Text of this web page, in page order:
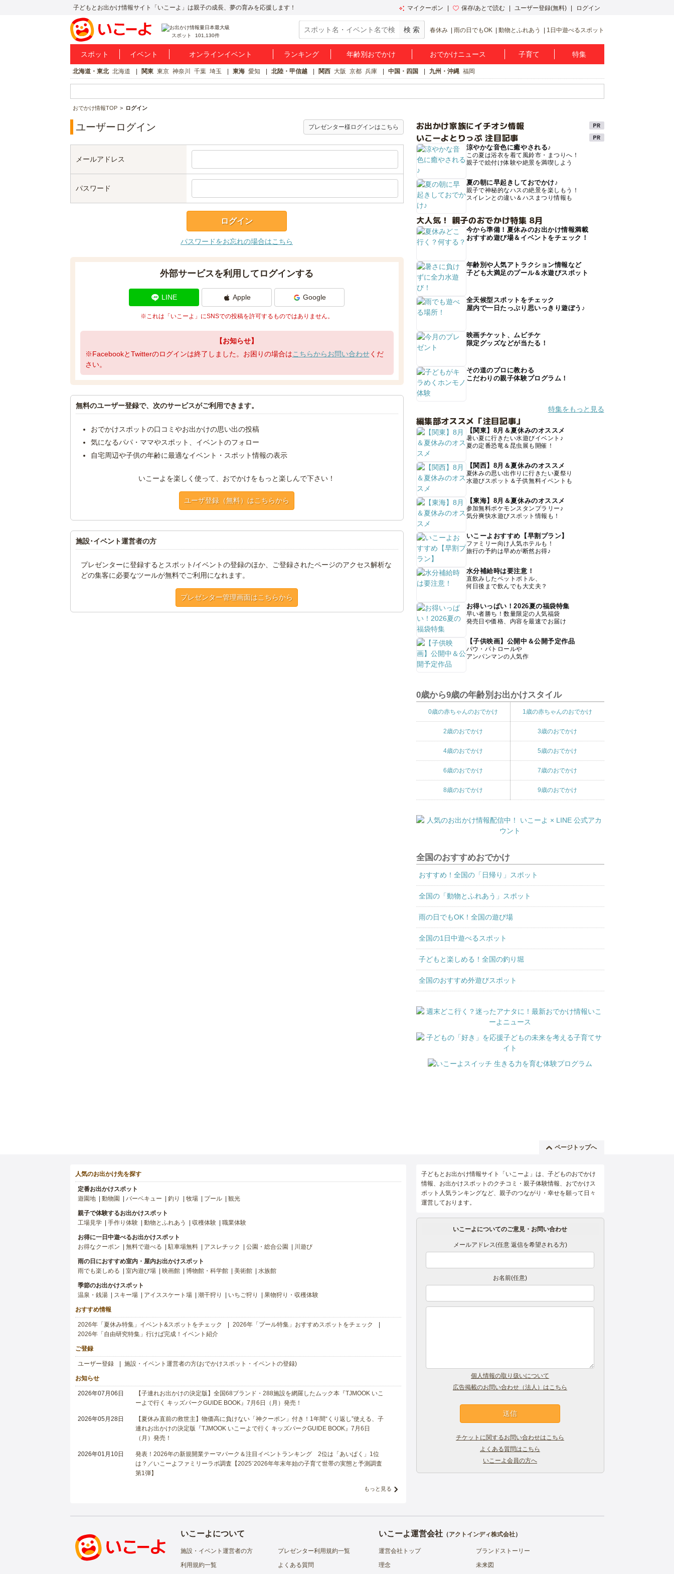
子どもとお出かけ情報サイト「いこーよ」は親子の成長、夢の育みを応援します！ マイクーポン 保存/あとで読む ユーザー登録(無料) ログイン
スポット 101,130件
春休み 雨の日でもOK 動物とふれあう 1日中遊べるスポット
スポット イベント オンラインイベント ランキング 年齢別おでかけ おでかけニュース 子育て 特集
北海道・東北 北海道 関東 東京 神奈川 千葉 埼玉 東海 愛知 北陸・甲信越 関西 大阪 京都 兵庫 中国・四国 九州・沖縄 福岡
おでかけ情報TOP ログイン
ユーザーログイン プレゼンター様ログインはこちら
メールアドレス
パスワード
パスワードをお忘れの場合はこちら
外部サービスを利用してログインする
LINE Apple Google
※これは「いこーよ」にSNSでの投稿を許可するものではありません。
【お知らせ】
※FacebookとTwitterのログインは終了しました。お困りの場合はこちらからお問い合わせくだ
さい。
無料のユーザー登録で、次のサービスがご利用できます。
おでかけスポットの口コミやお出かけの思い出の投稿
気になるパパ・ママやスポット、イベントのフォロー
自宅周辺や子供の年齢に最適なイベント・スポット情報の表示
いこーよを楽しく使って、おでかけをもっと楽しんで下さい！
ユーザ登録（無料）はこちらから
施設･イベント運営者の方
プレゼンターに登録するとスポット/イベントの登録のほか、ご登録されたページのアクセス解析な
どの集客に必要なツールが無料でご利用になれます。
プレゼンター管理画面はこちらから
お出かけ家族にイチオシ情報
いこーよとりっぷ 注目記事
涼やかな音色に癒やされる♪
この夏は浴衣を着て風鈴市・まつりへ！
親子で絵付け体験や絶景を満喫しよう
夏の朝に早起きしておでかけ♪
親子で神秘的なハスの絶景を楽しもう！
スイレンとの違い＆ハスまつり情報も
大人気！ 親子のおでかけ特集 8月
今から準備！夏休みのお出かけ情報満載
おすすめ遊び場＆イベントをチェック！
年齢別や人気アトラクション情報など
子ども大満足のプール＆水遊びスポット
全天候型スポットをチェック
屋内で一日たっぷり思いっきり遊ぼう♪
映画チケット、ムビチケ
限定グッズなどが当たる！
その道のプロに教わる
こだわりの親子体験プログラム！
特集をもっと見る
編集部オススメ「注目記事」
【関東】8月＆夏休みのオススメ
暑い夏に行きたい水遊びイベント♪
夏の定番恐竜＆昆虫展も開催！
【関西】8月＆夏休みのオススメ
夏休みの思い出作りに行きたい夏祭り
水遊びスポット＆子供無料イベントも
【東海】8月＆夏休みのオススメ
参加無料ポケモンスタンプラリー♪
気分爽快水遊びスポット情報も！
いこーよおすすめ【早割プラン】
ファミリー向け人気ホテルも！
旅行の予約は早めが断然お得♪
水分補給時は要注意！
直飲みしたペットボトル、
何日後まで飲んでも大丈夫？
お得いっぱい！2026夏の福袋特集
早い者勝ち！数量限定の人気福袋
発売日や価格、内容を最速でお届け
【子供映画】公開中＆公開予定作品
パウ・パトロールや
アンパンマンの人気作
0歳から9歳の年齢別お出かけスタイル
0歳の赤ちゃんのおでかけ 1歳の赤ちゃんのおでかけ
2歳のおでかけ 3歳のおでかけ
4歳のおでかけ 5歳のおでかけ
6歳のおでかけ 7歳のおでかけ
8歳のおでかけ 9歳のおでかけ
全国のおすすめおでかけ
おすすめ！全国の「日帰り」スポット
全国の「動物とふれあう」スポット
雨の日でもOK！全国の遊び場
全国の1日中遊べるスポット
子どもと楽しめる！全国の釣り堀
全国のおすすめ外遊びスポット
ページトップへ
人気のお出かけ先を探す
定番お出かけスポット
遊園地
動物園 バーベキュー 釣り 牧場 プール 観光
親子で体験するお出かけスポット
工場見学
手作り体験 動物とふれあう 収穫体験 職業体験
お得に一日中遊べるお出かけスポット
お得なクーポン
無料で遊べる 駐車場無料 アスレチック 公園・総合公園 川遊び
雨の日におすすめ室内・屋内お出かけスポット
雨でも楽しめる
室内遊び場 映画館 博物館・科学館 美術館 水族館
季節のお出かけスポット
温泉・銭湯
スキー場 アイススケート場 潮干狩り いちご狩り 果物狩り・収穫体験
おすすめ情報
2026年「夏休み特集」イベント&スポットをチェック
2026年「プール特集」おすすめスポットをチェック
2026年「自由研究特集」行けば完成！イベント紹介
ご登録
ユーザー登録 施設・イベント運営者の方(おでかけスポット・イベントの登録)
お知らせ
2026年07月06日
【子連れお出かけの決定版】全国68ブランド・288施設を網羅したムック本『TJMOOK いこ
ーよで行く キッズパークGUIDE BOOK』7月6日（月）発売！
2026年05月28日
【夏休み直前の救世主】物価高に負けない「神クーポン」付き！1年間“くり返し”使える、子
連れお出かけの決定版『TJMOOK いこーよで行く キッズパークGUIDE BOOK』7月6日
（月）発売！
2026年01月10日
発表！2026年の新規開業テーマパーク＆注目イベントランキング 2位は「あいぱく」1位
は？／いこーよファミリーラボ調査【2025⁻2026年年末年始の子育て世帯の実態と予測調査
第1弾】
もっと見る
子どもとお出かけ情報サイト「いこーよ」は、子どものおでかけ
情報、お出かけスポットのクチコミ・親子体験情報、おでかけス
ポット人気ランキングなど、親子のつながり・幸せを願って日々
運営しております。
いこーよについてのご意見・お問い合わせ
メールアドレス(任意 返信を希望される方)
お名前(任意)
個人情報の取り扱いについて
広告掲載のお問い合わせ（法人）はこちら
チケットに関するお問い合わせはこちら
よくある質問はこちら
いこーよ会員の方へ
いこーよについて
施設・イベント運営者の方
プレゼンター利用規約一覧
利用規約一覧
よくある質問
いこーよ運営会社（アクトインディ株式会社）
運営会社トップ
ブランドストーリー
理念
未来図